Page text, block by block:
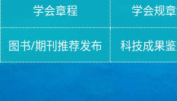
学会章程 学会规
图书/期刊推荐发布 科技成果